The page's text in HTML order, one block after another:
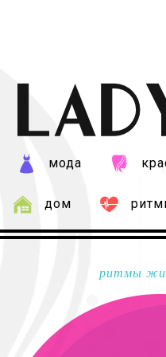
мода
дом
ритмы